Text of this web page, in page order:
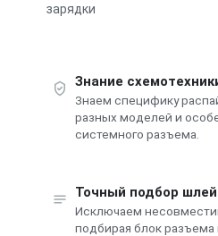
зарядки
Знание
Знаем специфику
разных моделей и
системного разъема.
Точный подбор
Исключаем
подбирая блок